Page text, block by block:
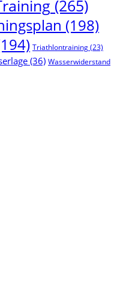
(265)
(198)
Triathlontraining(23)
(36) Wasserwiderstand